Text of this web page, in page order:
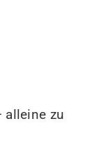
alleine zu